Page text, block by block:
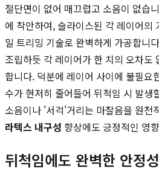
절단면이 없어 매끄럽고 소음이 없습
에 착안하여, 슬라이스된 각 레이어의
밀 트리밍 기술로 완벽하게 가공합니
조립하듯 각 레이어가 한 치의 오차도
합니다. 덕분에 레이어 사이에 불필요
수가 현저히 줄어들어 뒤척임 시 발생
소음이나 '서걱'거리는 마찰음을 원천
라텍스 내구성 향상에도 긍정적인 영
뒤척임에도 완벽한 안정성